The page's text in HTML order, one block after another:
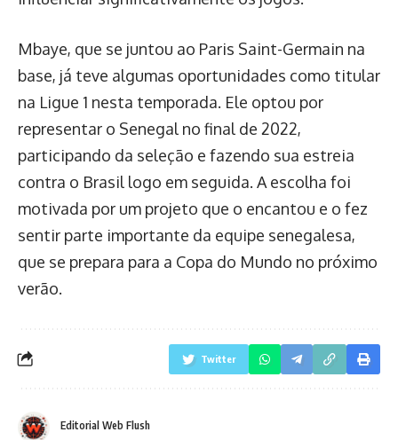
Mbaye, que se juntou ao Paris Saint-Germain na
base, já teve algumas oportunidades como titular
na Ligue 1 nesta temporada. Ele optou por
representar o Senegal no final de 2022,
participando da seleção e fazendo sua estreia
contra o Brasil logo em seguida. A escolha foi
motivada por um projeto que o encantou e o fez
sentir parte importante da equipe senegalesa,
que se prepara para a Copa do Mundo no próximo
verão.
Twitter
Editorial Web Flush